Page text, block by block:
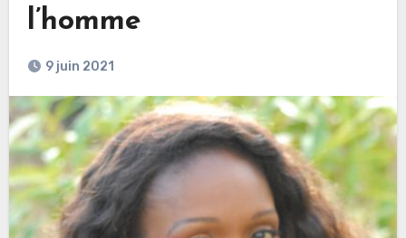
l’homme
9 juin 2021